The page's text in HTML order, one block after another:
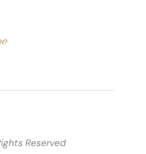
Reserved